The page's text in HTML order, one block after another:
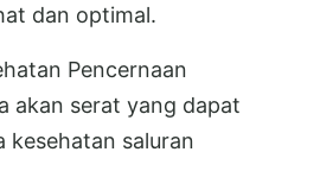
dan optimal.
Pencernaan
akan serat yang dapat
kesehatan saluran